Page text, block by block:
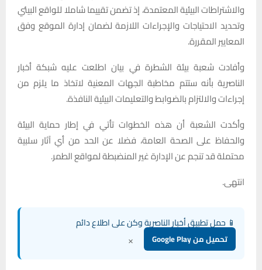
والاشتراطات البيئية المعتمدة، إذ تضمن تقييما شاملا للواقع البيئي
وتحديد الاحتياجات والإجراءات اللازمة لضمان إدارة الموقع وفق
المعايير المقررة.
وأفادت شعبة بيئة الشطرة في بيان اطلعت عليه شبكة أخبار
الناصرية بأنه ستتم مخاطبة الجهات المعنية لاتخاذ ما يلزم من
إجراءات والالتزام بالضوابط والتعليمات البيئية النافذة.
وأكدت الشعبة أن هذه الخطوات تأتي في إطار حماية البيئة
والحفاظ على الصحة العامة، فضلا عن الحد من أي آثار سلبية
محتملة قد تنجم عن الإدارة غير المنضبطة لمواقع الطمر.
انتهى.
📱 حمل تطبيق أخبار الناصرية وكن على اطلاع دائم
تحميل من Google Play ×